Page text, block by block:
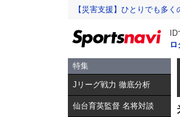
【災害支援】ひとりでも多
ロ
特集
Jリーグ戦力 徹底分析
仙台育英監督 名将対談